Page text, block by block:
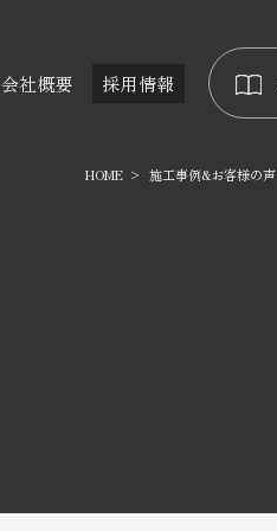
会社概要 採用情報
HOME 施工事例&お客様の声